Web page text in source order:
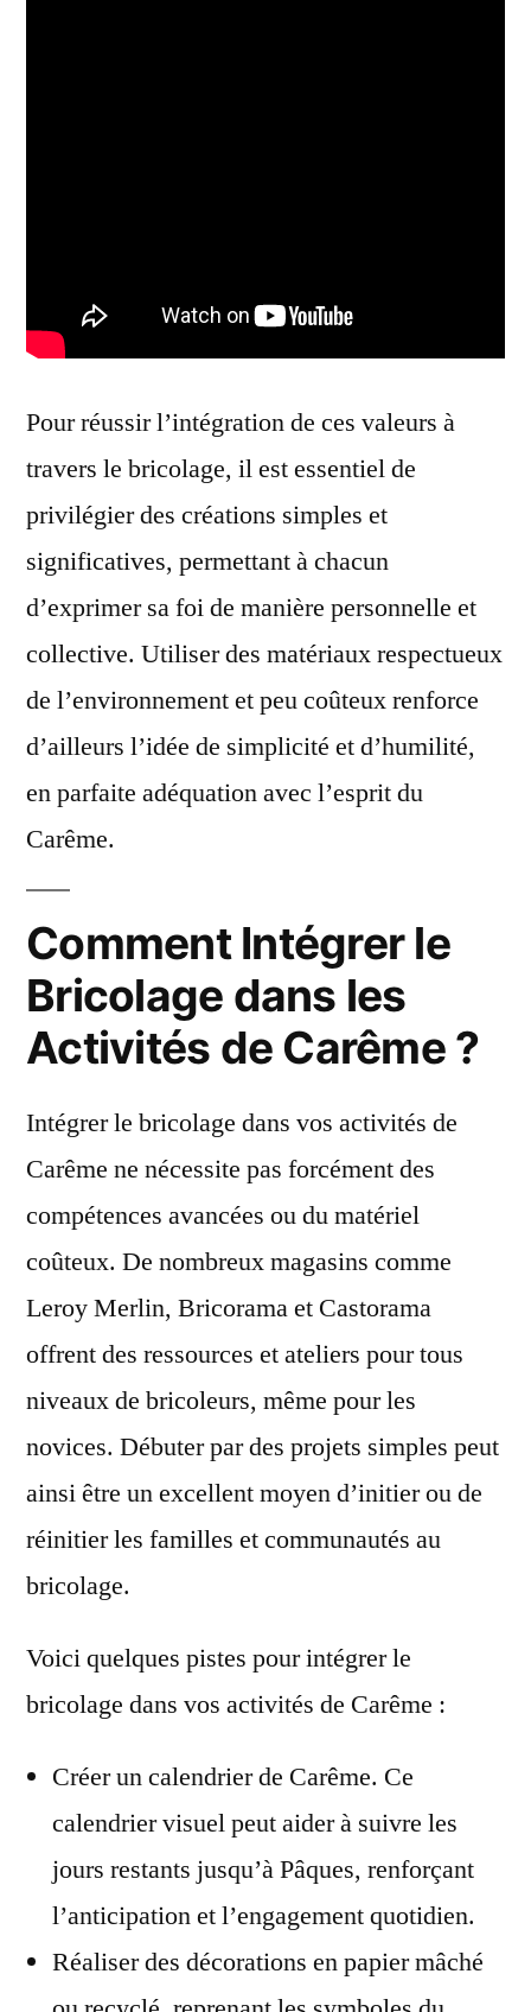
Pour réussir l’intégration de ces valeurs à
travers le bricolage, il est essentiel de
privilégier des créations simples et
significatives, permettant à chacun
d’exprimer sa foi de manière personnelle et
collective. Utiliser des matériaux respectueux
de l’environnement et peu coûteux renforce
d’ailleurs l’idée de simplicité et d’humilité,
en parfaite adéquation avec l’esprit du
Carême.
Comment Intégrer le
Bricolage dans les
Activités de Carême ?
Intégrer le bricolage dans vos activités de
Carême ne nécessite pas forcément des
compétences avancées ou du matériel
coûteux. De nombreux magasins comme
Leroy Merlin, Bricorama et Castorama
offrent des ressources et ateliers pour tous
niveaux de bricoleurs, même pour les
novices. Débuter par des projets simples peut
ainsi être un excellent moyen d’initier ou de
réinitier les familles et communautés au
bricolage.
Voici quelques pistes pour intégrer le
bricolage dans vos activités de Carême :
Créer un calendrier de Carême. Ce
calendrier visuel peut aider à suivre les
jours restants jusqu’à Pâques, renforçant
l’anticipation et l’engagement quotidien.
Réaliser des décorations en papier mâché